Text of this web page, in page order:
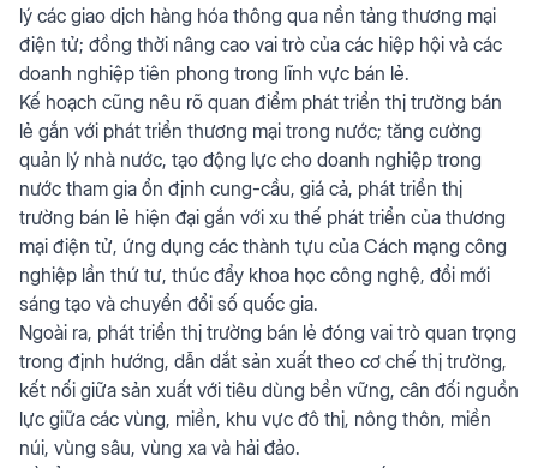
lý các giao dịch hàng hóa thông qua nền tảng thương mại
điện tử; đồng thời nâng cao vai trò của các hiệp hội và các
doanh nghiệp tiên phong trong lĩnh vực bán lẻ.
Kế hoạch cũng nêu rõ quan điểm phát triển thị trường bán
lẻ gắn với phát triển thương mại trong nước; tăng cường
quản lý nhà nước, tạo động lực cho doanh nghiệp trong
nước tham gia ổn định cung-cầu, giá cả, phát triển thị
trường bán lẻ hiện đại gắn với xu thế phát triển của thương
mại điện tử, ứng dụng các thành tựu của Cách mạng công
nghiệp lần thứ tư, thúc đẩy khoa học công nghệ, đổi mới
sáng tạo và chuyển đổi số quốc gia.
Ngoài ra, phát triển thị trường bán lẻ đóng vai trò quan trọng
trong định hướng, dẫn dắt sản xuất theo cơ chế thị trường,
kết nối giữa sản xuất với tiêu dùng bền vững, cân đối nguồn
lực giữa các vùng, miền, khu vực đô thị, nông thôn, miền
núi, vùng sâu, vùng xa và hải đảo.